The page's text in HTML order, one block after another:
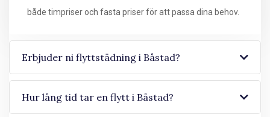
både timpriser och fasta priser för att passa dina behov.
Erbjuder ni flyttstädning i Båstad?
Hur lång tid tar en flytt i Båstad?